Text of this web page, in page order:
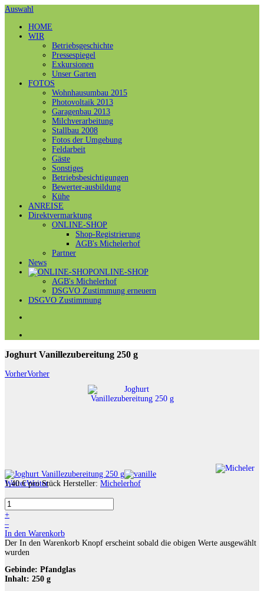
Auswahl
HOME
WIR
Betriebsgeschichte
Pressespiegel
Exkursionen
Unser Garten
FOTOS
Wohnhausumbau 2015
Photovoltaik 2013
Garagenbau 2013
Milchverarbeitung
Stallbau 2008
Fotos der Umgebung
Feldarbeit
Gäste
Sonstiges
Betriebsbesichtigungen
Bewerter-ausbildung
Kühe
ANREISE
Direktvermarktung
ONLINE-SHOP
Shop-Registrierung
AGB's Michelerhof
Partner
News
ONLINE-SHOP
AGB's Michelerhof
DSGVO Zustimmung erneuern
DSGVO Zustimmung
Joghurt Vanillezubereitung 250 g
VorherVorher
WeiterWeiter
1,40 € pro Stück Hersteller: Michelerhof
+
–
In den Warenkorb
Der In den Warenkorb Knopf erscheint sobald die obigen Werte ausgewählt
wurden
Gebinde: Pfandglas
Inhalt: 250 g